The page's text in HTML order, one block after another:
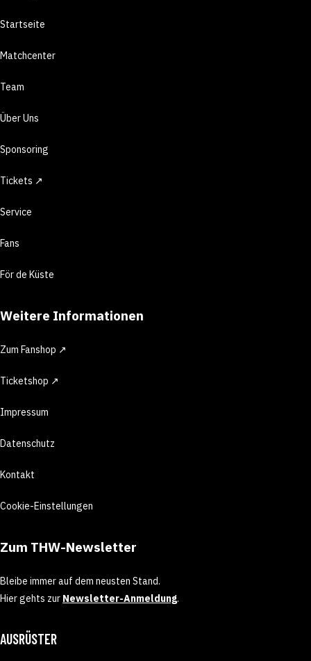
Startseite
Matchcenter
Team
Über Uns
Sponsoring
Tickets ↗
Service
Fans
För de Küste
Weitere Informationen
Zum Fanshop ↗
Ticketshop ↗
Impressum
Datenschutz
Kontakt
Cookie-Einstellungen
Zum THW-Newsletter
Bleibe immer auf dem neusten Stand.
Hier gehts zur Newsletter-Anmeldung.
AUSRÜSTER